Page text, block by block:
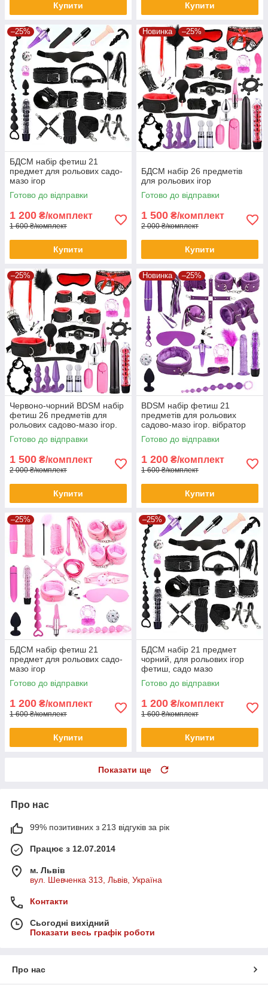
Купити Купити
–25%
БДСМ набір фетиш 21
предмет для рольових садо-
мазо ігор
Готово до відправки
1 200 ₴/комплект
1 600 ₴/комплект
Купити
Новинка –25%
БДСМ набір 26 предметів
для рольових ігор
Готово до відправки
1 500 ₴/комплект
2 000 ₴/комплект
Купити
–25%
Червоно-чорний BDSM набір
фетиш 26 предметів для
рольових садово-мазо ігор.
вібратор анальний корок
вібро яйце
Готово до відправки
1 500 ₴/комплект
2 000 ₴/комплект
Купити
Новинка –25%
BDSM набір фетиш 21
предметів для рольових
садово-мазо ігор. вібратор
анальний пробка наручники
Готово до відправки
1 200 ₴/комплект
1 600 ₴/комплект
Купити
–25%
БДСМ набір фетиш 21
предмет для рольових садо-
мазо ігор
Готово до відправки
1 200 ₴/комплект
1 600 ₴/комплект
Купити
–25%
БДСМ набір 21 предмет
чорний, для рольових ігор
фетиш, садо мазо
Готово до відправки
1 200 ₴/комплект
1 600 ₴/комплект
Купити
Показати ще
Про нас
99% позитивних з 213 відгуків за рік
Працює з 12.07.2014
м. Львів
вул. Шевченка 313, Львів, Україна
Контакти
Сьогодні вихідний
Показати весь графік роботи
Про нас